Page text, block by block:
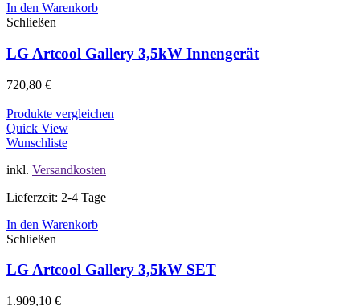
In den Warenkorb
Schließen
LG Artcool Gallery 3,5kW Innengerät
720,80 €
Produkte vergleichen
Quick View
Wunschliste
inkl. Versandkosten
Lieferzeit: 2-4 Tage
In den Warenkorb
Schließen
LG Artcool Gallery 3,5kW SET
1.909,10 €